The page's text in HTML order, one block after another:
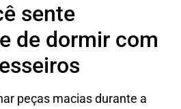
sente
de dormir com
peças macias durante a